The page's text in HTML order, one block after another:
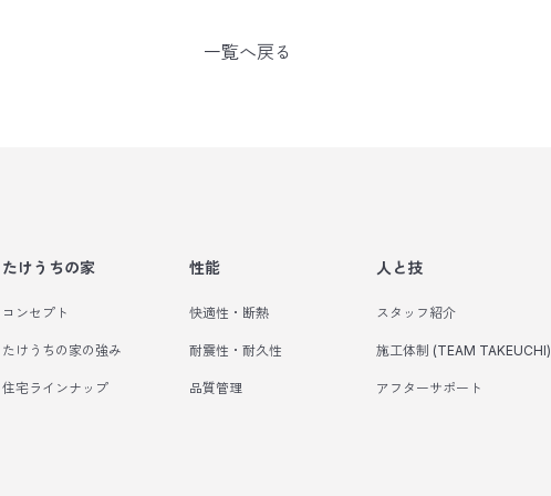
一覧へ戻る
たけうちの家
コンセプト
たけうちの家の強み
住宅ラインナップ
性能
快適性・断熱
耐震性・耐久性
品質管理
人と技
スタッフ紹介
施工体制 (TEAM TAKEUCHI)
アフターサポート